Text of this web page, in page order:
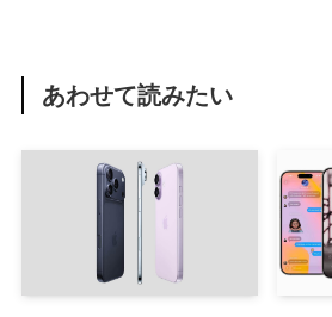
あわせて読みたい